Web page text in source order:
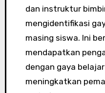
dan instruktur
mengidentifikasi
masing siswa. Ini
mendapatkan
dengan gaya
meningkatkan